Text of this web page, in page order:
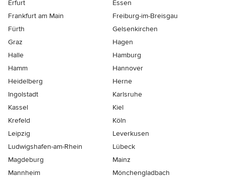
Erfurt
Essen
Frankfurt am Main
Freiburg-im-Breisgau
Fürth
Gelsenkirchen
Graz
Hagen
Halle
Hamburg
Hamm
Hannover
Heidelberg
Herne
Ingolstadt
Karlsruhe
Kassel
Kiel
Krefeld
Köln
Leipzig
Leverkusen
Ludwigshafen-am-Rhein
Lübeck
Magdeburg
Mainz
Mannheim
Mönchen­gladbach